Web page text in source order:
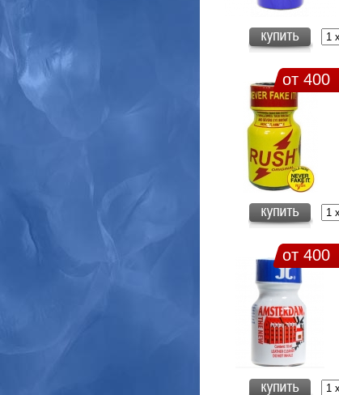
от 400
от 400